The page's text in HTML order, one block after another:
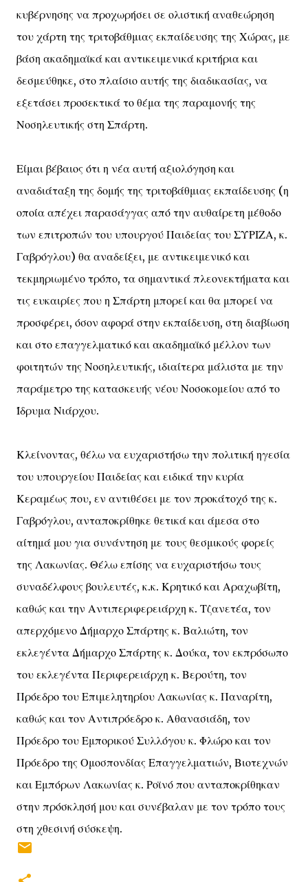
κυβέρνησης να προχωρήσει σε ολιστική αναθεώρηση
του χάρτη της τριτοβάθμιας εκπαίδευσης της Χώρας, με
βάση ακαδημαϊκά και αντικειμενικά κριτήρια και
δεσμεύθηκε, στο πλαίσιο αυτής της διαδικασίας, να
εξετάσει προσεκτικά το θέμα της παραμονής της
Νοσηλευτικής στη Σπάρτη.
Είμαι βέβαιος ότι η νέα αυτή αξιολόγηση και
αναδιάταξη της δομής της τριτοβάθμιας εκπαίδευσης (η
οποία απέχει παρασάγγας από την αυθαίρετη μέθοδο
των επιτροπών του υπουργού Παιδείας του ΣΥΡΙΖΑ, κ.
Γαβρόγλου) θα αναδείξει, με αντικειμενικό και
τεκμηριωμένο τρόπο, τα σημαντικά πλεονεκτήματα και
τις ευκαιρίες που η Σπάρτη μπορεί και θα μπορεί να
προσφέρει, όσον αφορά στην εκπαίδευση, στη διαβίωση
και στο επαγγελματικό και ακαδημαϊκό μέλλον των
φοιτητών της Νοσηλευτικής, ιδιαίτερα μάλιστα με την
παράμετρο της κατασκευής νέου Νοσοκομείου από το
Ίδρυμα Νιάρχου.
Κλείνοντας, θέλω να ευχαριστήσω την πολιτική ηγεσία
του υπουργείου Παιδείας και ειδικά την κυρία
Κεραμέως που, εν αντιθέσει με τον προκάτοχό της κ.
Γαβρόγλου, ανταποκρίθηκε θετικά και άμεσα στο
αίτημά μου για συνάντηση με τους θεσμικούς φορείς
της Λακωνίας. Θέλω επίσης να ευχαριστήσω τους
συναδέλφους βουλευτές, κ.κ. Κρητικό και Αραχωβίτη,
καθώς και την Αντιπεριφερειάρχη κ. Τζανετέα, τον
απερχόμενο Δήμαρχο Σπάρτης κ. Βαλιώτη, τον
εκλεγέντα Δήμαρχο Σπάρτης κ. Δούκα, τον εκπρόσωπο
του εκλεγέντα Περιφερειάρχη κ. Βερούτη, τον
Πρόεδρο του Επιμελητηρίου Λακωνίας κ. Παναρίτη,
καθώς και τον Αντιπρόεδρο κ. Αθανασιάδη, τον
Πρόεδρο του Εμπορικού Συλλόγου κ. Φλώρο και τον
Πρόεδρο της Ομοσπονδίας Επαγγελματιών, Βιοτεχνών
και Εμπόρων Λακωνίας κ. Ροϊνό που ανταποκρίθηκαν
στην πρόσκλησή μου και συνέβαλαν με τον τρόπο τους
στη χθεσινή σύσκεψη.